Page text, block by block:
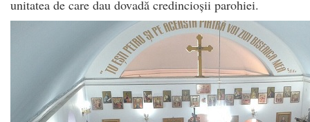
unitatea de care dau dovadă credincioșii parohiei.